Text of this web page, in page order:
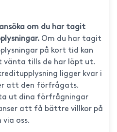
om du har tagit
Om du har tagit
på kort tid kan
vänta tills de har löpt ut.
ligger kvar i
att den förfrågats.
ut dina förfrågningar
att få bättre villkor på
oss.